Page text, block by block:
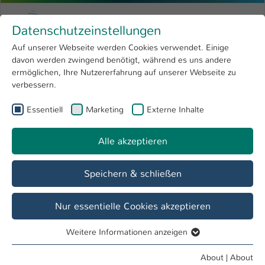
Menu
Research 4
Open submenu
University
International
Skip to main content
University of Applied Sciences
You are here:
Menschen und Projekte
Show larger version
Datenschutzeinstellungen
Auf unserer Webseite werden Cookies verwendet. Einige
davon werden zwingend benötigt, während es uns andere
ermöglichen, Ihre Nutzererfahrung auf unserer Webseite zu
verbessern.
Essentiell Marketing Externe Inhalte
Alle akzeptieren
Speichern & schließen
Nur essentielle Cookies akzeptieren
Essentielle Cookies werden für grundlegende Funktionen
Weitere Informationen anzeigen
About | About